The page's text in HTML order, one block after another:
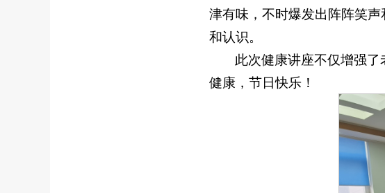
津有味，不时爆发出阵阵笑
和认识。
此次健康讲座不仅增强
健康，节日快乐！